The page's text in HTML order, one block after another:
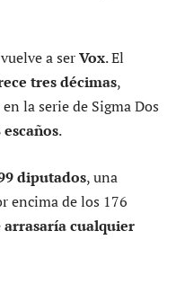
a serVox. El
tres décimas,
la serie de Sigma Dos
escaños.
diputados, una
encima de los 176
arrasaría cualquier